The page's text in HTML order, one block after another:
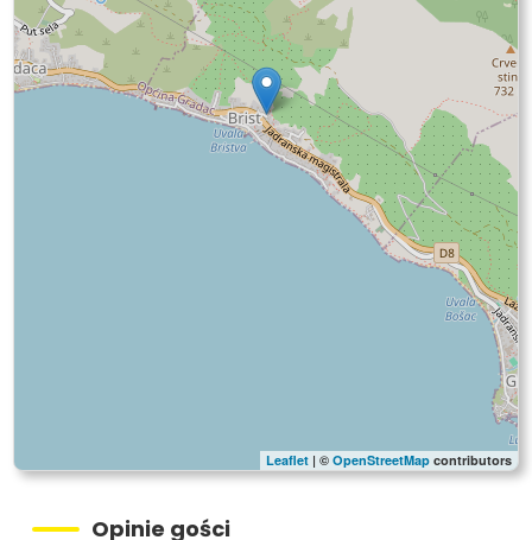
Leaflet | ©OpenStreetMap contributors
Opinie gości